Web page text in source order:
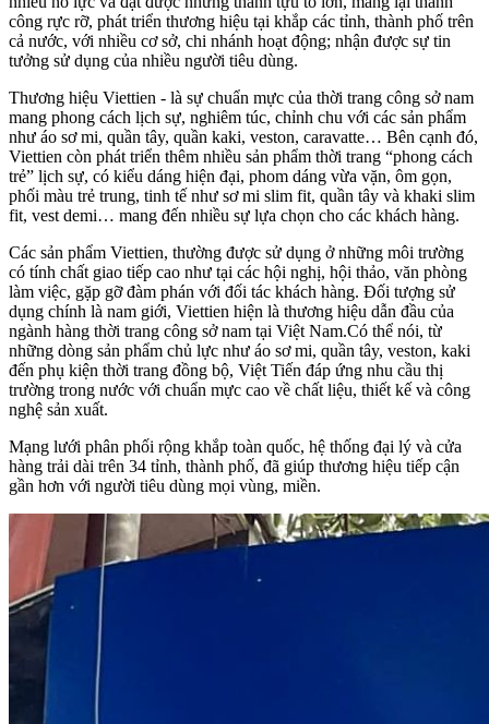
công rực rỡ, phát triển thương hiệu tại khắp các tỉnh, thành phố trên
cả nước, với nhiều cơ sở, chi nhánh hoạt động; nhận được sự tin
tưởng sử dụng của nhiều người tiêu dùng.
Thương hiệu Viettien - là sự chuẩn mực của thời trang công sở nam
mang phong cách lịch sự, nghiêm túc, chỉnh chu với các sản phẩm
như áo sơ mi, quần tây, quần kaki, veston, caravatte… Bên cạnh đó,
Viettien còn phát triển thêm nhiều sản phẩm thời trang “phong cách
trẻ” lịch sự, có kiểu dáng hiện đại, phom dáng vừa vặn, ôm gọn,
phối màu trẻ trung, tinh tế như sơ mi slim fit, quần tây và khaki slim
fit, vest demi… mang đến nhiều sự lựa chọn cho các khách hàng.
Các sản phẩm Viettien, thường được sử dụng ở những môi trường
có tính chất giao tiếp cao như tại các hội nghị, hội thảo, văn phòng
làm việc, gặp gỡ đàm phán với đối tác khách hàng. Đối tượng sử
dụng chính là nam giới, Viettien hiện là thương hiệu dẫn đầu của
ngành hàng thời trang công sở nam tại Việt Nam.Có thể nói, từ
những dòng sản phẩm chủ lực như áo sơ mi, quần tây, veston, kaki
đến phụ kiện thời trang đồng bộ, Việt Tiến đáp ứng nhu cầu thị
trường trong nước với chuẩn mực cao về chất liệu, thiết kế và công
nghệ sản xuất.
Mạng lưới phân phối rộng khắp toàn quốc, hệ thống đại lý và cửa
hàng trải dài trên 34 tỉnh, thành phố, đã giúp thương hiệu tiếp cận
gần hơn với người tiêu dùng mọi vùng, miền.